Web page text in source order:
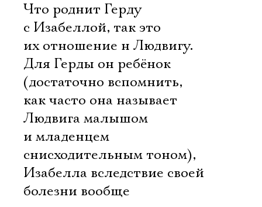
Что роднит Герду
с Изабеллой, так это
их отношение н Людвигу.
Для Герды он ребёнок
(достаточно вспомнить,
как часто она называет
Людвига малышом
и младенцем
снисходительным тоном),
Изабелла вследствие своей
болезни вообще